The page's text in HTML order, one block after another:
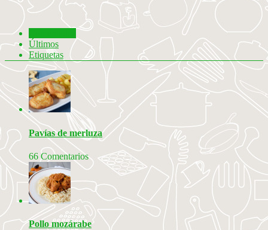
Últimos
Etiquetas
Pavías de merluza
66 Comentarios
Pollo mozárabe